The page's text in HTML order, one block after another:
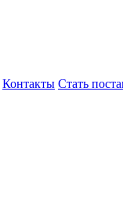
Контакты Стать